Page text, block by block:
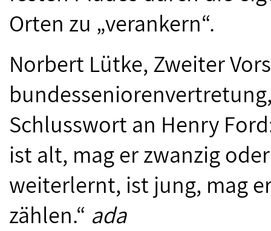
Orten zu „verankern“.
Norbert Lütke, Zweiter
Schlusswort an Henry
ist alt, mag er zwanzig
weiterlernt, ist jung, mag
zählen.“ ada